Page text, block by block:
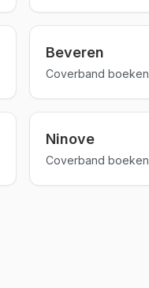
Beveren
Coverband boeken
Ninove
Coverband boeken